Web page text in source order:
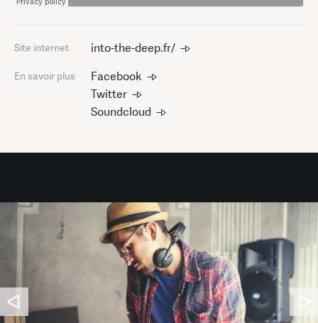
Site internet into-the-deep.fr/
En savoir plus
Facebook
Twitter
Soundcloud